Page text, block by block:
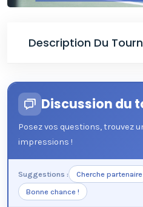
Description Du
Discussion du
Posez vos questions, trouvez
impressions !
Suggestions : Cherche partenaire
Bonne chance !